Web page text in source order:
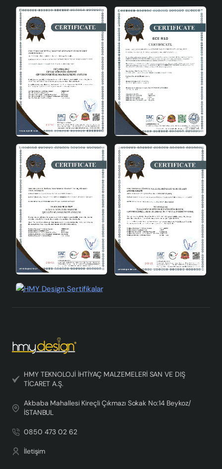
Abajurun kurulumu oldukça basittir. E27 duy tipi, yaygın
ampul seçenekleri ile uyumludur, bu da ampul
değişimlerini hızlı ve kolay hale getirir. Jouer Handmade
Seramik Abajur, kullanıcı dostu tasarımı ile dikkat çeker
ve günlük kullanımda herhangi bir zorluk yaşatmaz.
Estetik ve Fonksiyonellik
Bu seramik abajur, yalnızca bir aydınlatma aracı değil, aynı
zamanda evinizin dekorasyonunu tamamlayan bir sanat
tasarımı ile birleşerek her türlü dekorasyon tarzına uyum
sağlar. Seramik abajurlar, dekoratif objeler olarak da
kullanılabilir ve bu model, evinize sofistike bir hava
katacaktır.Jouer Handmade Seramik Abajur Gri Beyaz,
evinizin her odasında kullanabileceğiniz şık ve işlevsel bir
aydınlatma çözümüdür. Yüksek kaliteli seramik yapısı ve
modern tasarımı ile hem göz alıcı hem de dayanıklı bir
seçenektir. Bu abajur, evinizin atmosferini değiştirecek
ve mekanlarınıza zarif bir dokunuş ekleyecektir.
HMY TEKNOLOJİ İHTİYAÇ MALZEMELERİ SAN VE DIŞ
TİCARET A.Ş.
Akbaba Mahallesi Kireçli Çıkmazı Sokak No:14 Beykoz/
İSTANBUL
0850 473 02 62
İletişim